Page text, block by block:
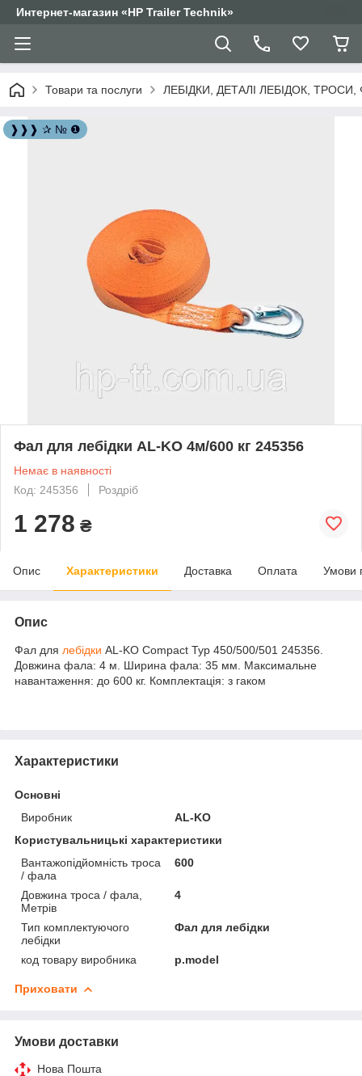
Интернет-магазин «HP Trailer Technik»
Товари та послуги ЛЕБІДКИ, ДЕТАЛІ ЛЕБІДОК,
❱❱❱ ✰ № ❶
Фал для лебідки AL-KO 4м/600 кг 245356
Немає в наявності
Код: 245356
Роздріб
1 278 ₴
Опис Характеристики Доставка Оплата Умови
Опис
Фал для лебідки AL-KO Compact Typ 450/500/501 245356.
Довжина фала: 4 м. Ширина фала: 35 мм. Максимальне
навантаження: до 600 кг. Комплектація: з гаком
Характеристики
Основні
Виробник
AL-KO
Користувальницькі характеристики
Вантажопідйомність троса
/ фала
600
Довжина троса / фала,
Метрів
4
Тип комплектуючого
лебідки
Фал для лебідки
код товару виробника p.model
Приховати
Умови доставки
Нова Пошта